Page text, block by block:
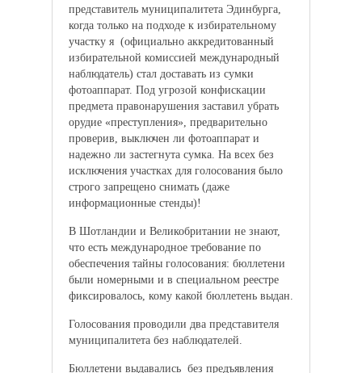
представитель муниципалитета Эдинбурга,
когда только на подходе к избирательному
участку я (официально аккредитованный
избирательной комиссией международный
наблюдатель) стал доставать из сумки
фотоаппарат. Под угрозой конфискации
предмета правонарушения заставил убрать
орудие «преступления», предварительно
проверив, выключен ли фотоаппарат и
надежно ли застегнута сумка. На всех без
исключения участках для голосования было
строго запрещено снимать (даже
информационные стенды)!
В Шотландии и Великобритании не знают,
что есть международное требование по
обеспечения тайны голосования: бюллетени
были номерными и в специальном реестре
фиксировалось, кому какой бюллетень выдан.
Голосования проводили два представителя
муниципалитета без наблюдателей.
Бюллетени выдавались без предъявления